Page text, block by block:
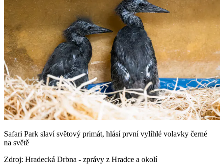
Safari Park slaví světový primát, hlásí první vylíhlé volavky černé
na světě
Zdroj: Hradecká Drbna - zprávy z Hradce a okolí